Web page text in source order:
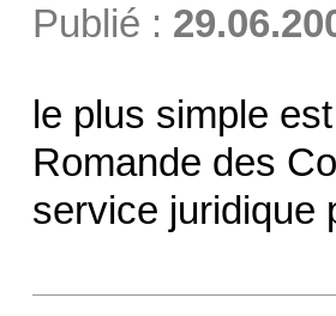
Publié :
le plus simple
Romande des
service juridique